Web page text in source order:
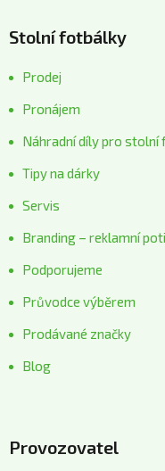
Stolní fotbálky
Prodej
Pronájem
Náhradní díly pro stolní
Tipy na dárky
Servis
Branding – reklamní
Podporujeme
Průvodce výběrem
Prodávané značky
Blog
Provozovatel